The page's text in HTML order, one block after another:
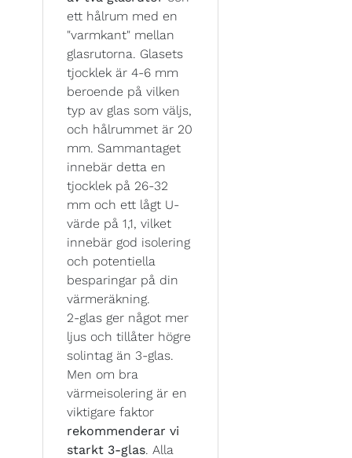
ett hålrum med en
"varmkant" mellan
glasrutorna. Glasets
tjocklek är 4-6 mm
beroende på vilken
typ av glas som väljs,
och hålrummet är 20
mm. Sammantaget
innebär detta en
tjocklek på 26-32
mm och ett lågt U-
värde på 1,1, vilket
innebär god isolering
och potentiella
besparingar på din
värmeräkning.
2-glas ger något mer
ljus och tillåter högre
solintag än 3-glas.
Men om bra
värmeisolering är en
viktigare faktor
rekommenderar vi
starkt 3-glas. Alla